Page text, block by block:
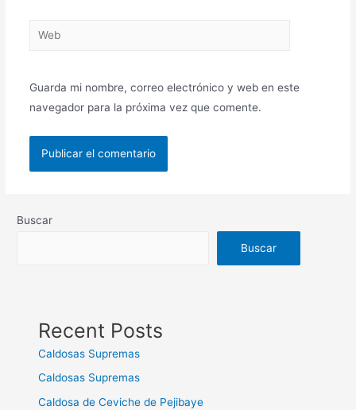
Guarda mi nombre, correo electrónico y web en este
navegador para la próxima vez que comente.
Buscar
Buscar
Recent Posts
Caldosas Supremas
Caldosas Supremas
Caldosa de Ceviche de Pejibaye